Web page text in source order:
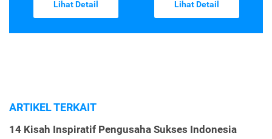
Lihat Detail Lihat Detail
ARTIKEL TERKAIT
14 Kisah Inspiratif Pengusaha Sukses Indonesia